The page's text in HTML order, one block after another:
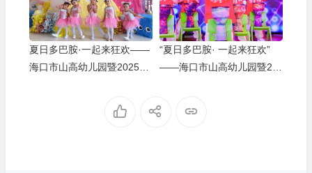
夏日多巴胺·一起来狂欢——
海口市山高幼儿园暨2025艺
“夏日多巴胺· 一起来狂欢”
——海口市山高幼儿园暨20